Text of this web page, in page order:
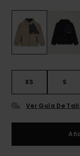
XS S
Ver Guía De